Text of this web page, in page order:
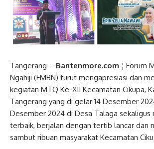
Tangerang – Bantenmore.com ¦ Forum
Ngahiji (FMBN) turut mengapresiasi dan
kegiatan MTQ Ke-XII Kecamatan Cikupa,
Tangerang yang di gelar 14 Desember
Desember 2024 di Desa Talaga sekaligus
terbaik, berjalan dengan tertib lancar dan
sambut ribuan masyarakat Kecamatan